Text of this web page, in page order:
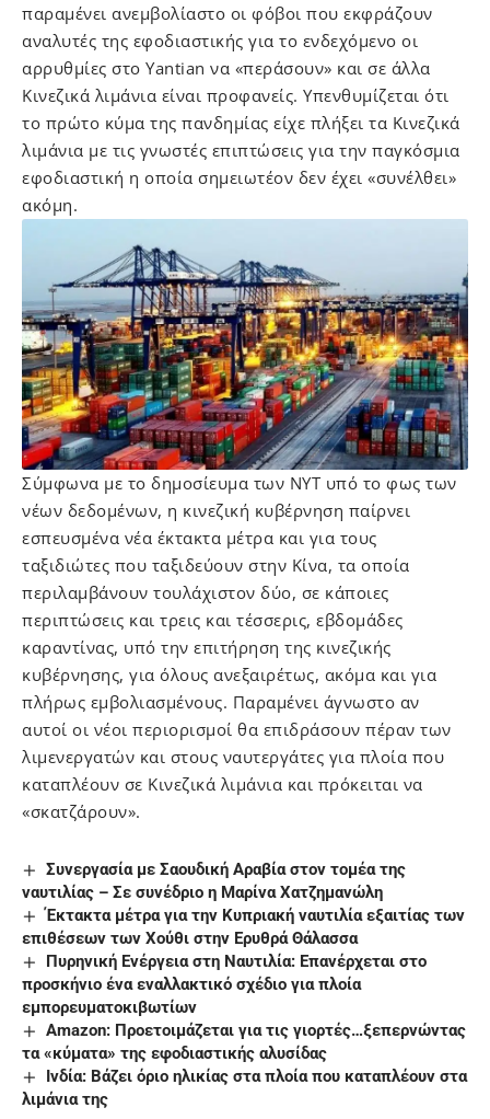
παραμένει ανεμβολίαστο οι φόβοι που εκφράζουν
αναλυτές της εφοδιαστικής για το ενδεχόμενο οι
αρρυθμίες στο Yantian να «περάσουν» και σε άλλα
Κινεζικά λιμάνια είναι προφανείς. Υπενθυμίζεται ότι
το πρώτο κύμα της πανδημίας είχε πλήξει τα Κινεζικά
λιμάνια με τις γνωστές επιπτώσεις για την παγκόσμια
εφοδιαστική η οποία σημειωτέον δεν έχει «συνέλθει»
ακόμη.
Σύμφωνα με το δημοσίευμα των ΝΥΤ υπό το φως των
νέων δεδομένων, η κινεζική κυβέρνηση παίρνει
εσπευσμένα νέα έκτακτα μέτρα και για τους
ταξιδιώτες που ταξιδεύουν στην Κίνα, τα οποία
περιλαμβάνουν τουλάχιστον δύο, σε κάποιες
περιπτώσεις και τρεις και τέσσερις, εβδομάδες
καραντίνας, υπό την επιτήρηση της κινεζικής
κυβέρνησης, για όλους ανεξαιρέτως, ακόμα και για
πλήρως εμβολιασμένους. Παραμένει άγνωστο αν
αυτοί οι νέοι περιορισμοί θα επιδράσουν πέραν των
λιμενεργατών και στους ναυτεργάτες για πλοία που
καταπλέουν σε Κινεζικά λιμάνια και πρόκειται να
«σκατζάρουν».
Συνεργασία με Σαουδική Αραβία στον τομέα της
ναυτιλίας – Σε συνέδριο η Μαρίνα Χατζημανώλη
Έκτακτα μέτρα για την Κυπριακή ναυτιλία εξαιτίας των
επιθέσεων των Χούθι στην Ερυθρά Θάλασσα
Πυρηνική Ενέργεια στη Ναυτιλία: Επανέρχεται στο
προσκήνιο ένα εναλλακτικό σχέδιο για πλοία
εμπορευματοκιβωτίων
Amazon: Προετοιμάζεται για τις γιορτές…ξεπερνώντας
τα «κύματα» της εφοδιαστικής αλυσίδας
Ινδία: Βάζει όριο ηλικίας στα πλοία που καταπλέουν στα
λιμάνια της